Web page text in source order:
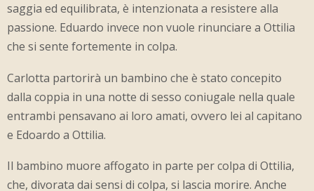
saggia ed equilibrata, è intenzionata a resistere alla
passione. Eduardo invece non vuole rinunciare a Ottilia
che si sente fortemente in colpa.
Carlotta partorirà un bambino che è stato concepito
dalla coppia in una notte di sesso coniugale nella quale
entrambi pensavano ai loro amati, ovvero lei al capitano
e Edoardo a Ottilia.
Il bambino muore affogato in parte per colpa di Ottilia,
che, divorata dai sensi di colpa, si lascia morire. Anche